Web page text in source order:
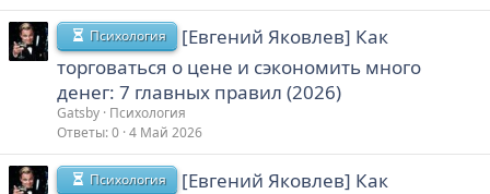
Психология
[Евгений Яковлев] Как
торговаться о цене и сэкономить много
денег: 7 главных правил (2026)
Gatsby Психология
Ответы 0 4 Май 2026
Психология
[Евгений Яковлев] Как